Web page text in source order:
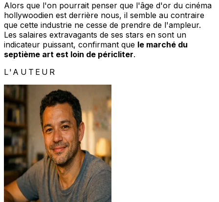
Alors que l'on pourrait penser que l'âge d'or du cinéma
hollywoodien est derrière nous, il semble au contraire
que cette industrie ne cesse de prendre de l'ampleur.
Les salaires extravagants de ses stars en sont un
indicateur puissant, confirmant que le marché du
septième art est loin de péricliter.
L'AUTEUR